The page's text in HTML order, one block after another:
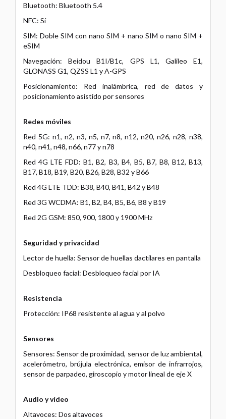
Bluetooth: Bluetooth 5.4
NFC: Sí
SIM: Doble SIM con nano SIM + nano SIM o nano SIM +
eSIM
Navegación: Beidou B1I/B1c, GPS L1, Galileo E1,
GLONASS G1, QZSS L1 y A-GPS
Posicionamiento: Red inalámbrica, red de datos y
posicionamiento asistido por sensores
Redes móviles
Red 5G: n1, n2, n3, n5, n7, n8, n12, n20, n26, n28, n38,
n40, n41, n48, n66, n77 y n78
Red 4G LTE FDD: B1, B2, B3, B4, B5, B7, B8, B12, B13,
B17, B18, B19, B20, B26, B28, B32 y B66
Red 4G LTE TDD: B38, B40, B41, B42 y B48
Red 3G WCDMA: B1, B2, B4, B5, B6, B8 y B19
Red 2G GSM: 850, 900, 1800 y 1900 MHz
Seguridad y privacidad
Lector de huella: Sensor de huellas dactilares en pantalla
Desbloqueo facial: Desbloqueo facial por IA
Resistencia
Protección: IP68 resistente al agua y al polvo
Sensores
Sensores: Sensor de proximidad, sensor de luz ambiental,
acelerómetro, brújula electrónica, emisor de infrarrojos,
sensor de parpadeo, giroscopio y motor lineal de eje X
Audio y vídeo
Altavoces: Dos altavoces